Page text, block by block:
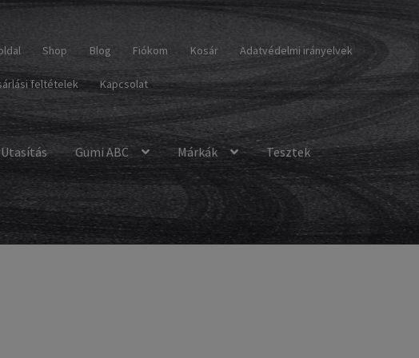
Shop Blog Fiókom Kosár Adatvédelmi irányelvek
feltételek Kapcsolat
Utasítás Gumi ABC Márkák Tesztek